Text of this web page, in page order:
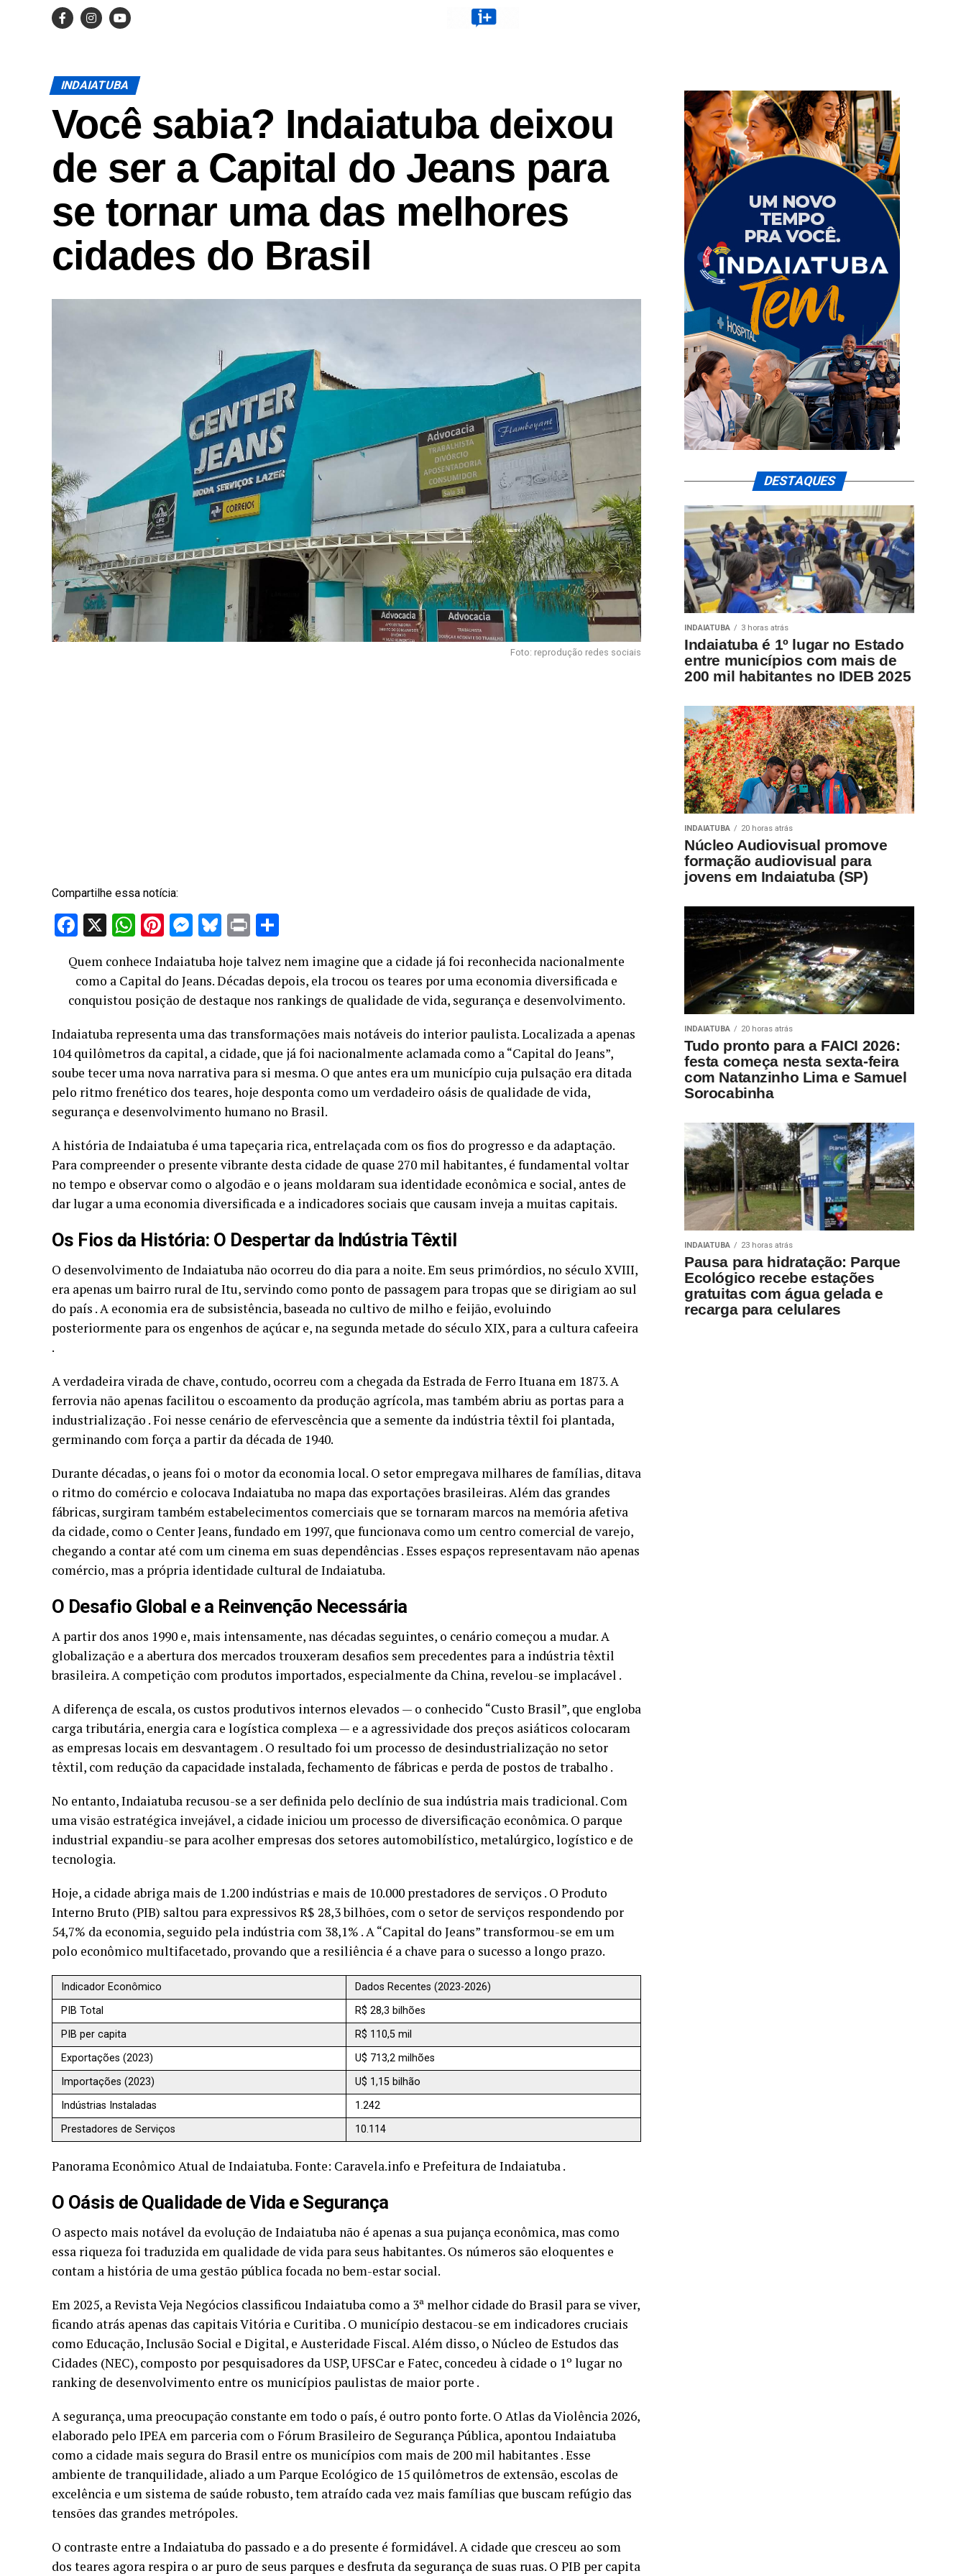
INDAIATUBA
Você sabia? Indaiatuba deixou
de ser a Capital do Jeans para
se tornar uma das melhores
cidades do Brasil
Foto: reprodução redes sociais
Compartilhe essa notícia:
Facebook
X WhatsApp
Pinterest
Messenger
Bluesky
Print
Quem conhece Indaiatuba hoje talvez nem imagine que a cidade já foi reconhecida nacionalmente
como a Capital do Jeans. Décadas depois, ela trocou os teares por uma economia diversificada e
conquistou posição de destaque nos rankings de qualidade de vida, segurança e desenvolvimento.
Indaiatuba representa uma das transformações mais notáveis do interior paulista. Localizada a apenas
104 quilômetros da capital, a cidade, que já foi nacionalmente aclamada como a “Capital do Jeans”,
soube tecer uma nova narrativa para si mesma. O que antes era um município cuja pulsação era ditada
pelo ritmo frenético dos teares, hoje desponta como um verdadeiro oásis de qualidade de vida,
segurança e desenvolvimento humano no Brasil.
A história de Indaiatuba é uma tapeçaria rica, entrelaçada com os fios do progresso e da adaptação.
Para compreender o presente vibrante desta cidade de quase 270 mil habitantes, é fundamental voltar
no tempo e observar como o algodão e o jeans moldaram sua identidade econômica e social, antes de
dar lugar a uma economia diversificada e a indicadores sociais que causam inveja a muitas capitais.
Os Fios da História: O Despertar da Indústria Têxtil
O desenvolvimento de Indaiatuba não ocorreu do dia para a noite. Em seus primórdios, no século XVIII,
era apenas um bairro rural de Itu, servindo como ponto de passagem para tropas que se dirigiam ao sul
do país . A economia era de subsistência, baseada no cultivo de milho e feijão, evoluindo
posteriormente para os engenhos de açúcar e, na segunda metade do século XIX, para a cultura cafeeira
.
A verdadeira virada de chave, contudo, ocorreu com a chegada da Estrada de Ferro Ituana em 1873. A
ferrovia não apenas facilitou o escoamento da produção agrícola, mas também abriu as portas para a
industrialização . Foi nesse cenário de efervescência que a semente da indústria têxtil foi plantada,
germinando com força a partir da década de 1940.
Durante décadas, o jeans foi o motor da economia local. O setor empregava milhares de famílias, ditava
o ritmo do comércio e colocava Indaiatuba no mapa das exportações brasileiras. Além das grandes
fábricas, surgiram também estabelecimentos comerciais que se tornaram marcos na memória afetiva
da cidade, como o Center Jeans, fundado em 1997, que funcionava como um centro comercial de varejo,
chegando a contar até com um cinema em suas dependências . Esses espaços representavam não apenas
comércio, mas a própria identidade cultural de Indaiatuba.
O Desafio Global e a Reinvenção Necessária
A partir dos anos 1990 e, mais intensamente, nas décadas seguintes, o cenário começou a mudar. A
globalização e a abertura dos mercados trouxeram desafios sem precedentes para a indústria têxtil
brasileira. A competição com produtos importados, especialmente da China, revelou-se implacável .
A diferença de escala, os custos produtivos internos elevados — o conhecido “Custo Brasil”, que engloba
carga tributária, energia cara e logística complexa — e a agressividade dos preços asiáticos colocaram
as empresas locais em desvantagem . O resultado foi um processo de desindustrialização no setor
têxtil, com redução da capacidade instalada, fechamento de fábricas e perda de postos de trabalho .
No entanto, Indaiatuba recusou-se a ser definida pelo declínio de sua indústria mais tradicional. Com
uma visão estratégica invejável, a cidade iniciou um processo de diversificação econômica. O parque
industrial expandiu-se para acolher empresas dos setores automobilístico, metalúrgico, logístico e de
tecnologia.
Hoje, a cidade abriga mais de 1.200 indústrias e mais de 10.000 prestadores de serviços . O Produto
Interno Bruto (PIB) saltou para expressivos R$ 28,3 bilhões, com o setor de serviços respondendo por
54,7% da economia, seguido pela indústria com 38,1% . A “Capital do Jeans” transformou-se em um
polo econômico multifacetado, provando que a resiliência é a chave para o sucesso a longo prazo.
Indicador Econômico
Dados Recentes (2023-2026)
PIB Total
R$ 28,3 bilhões
PIB per capita
R$ 110,5 mil
Exportações (2023)
U$ 713,2 milhões
Importações (2023)
U$ 1,15 bilhão
Indústrias Instaladas
1.242
Prestadores de Serviços
10.114
Panorama Econômico Atual de Indaiatuba. Fonte: Caravela.info e Prefeitura de Indaiatuba .
O Oásis de Qualidade de Vida e Segurança
O aspecto mais notável da evolução de Indaiatuba não é apenas a sua pujança econômica, mas como
essa riqueza foi traduzida em qualidade de vida para seus habitantes. Os números são eloquentes e
contam a história de uma gestão pública focada no bem-estar social.
Em 2025, a Revista Veja Negócios classificou Indaiatuba como a 3ª melhor cidade do Brasil para se viver,
ficando atrás apenas das capitais Vitória e Curitiba . O município destacou-se em indicadores cruciais
como Educação, Inclusão Social e Digital, e Austeridade Fiscal. Além disso, o Núcleo de Estudos das
Cidades (NEC), composto por pesquisadores da USP, UFSCar e Fatec, concedeu à cidade o 1º lugar no
ranking de desenvolvimento entre os municípios paulistas de maior porte .
A segurança, uma preocupação constante em todo o país, é outro ponto forte. O Atlas da Violência 2026,
elaborado pelo IPEA em parceria com o Fórum Brasileiro de Segurança Pública, apontou Indaiatuba
como a cidade mais segura do Brasil entre os municípios com mais de 200 mil habitantes . Esse
ambiente de tranquilidade, aliado a um Parque Ecológico de 15 quilômetros de extensão, escolas de
excelência e um sistema de saúde robusto, tem atraído cada vez mais famílias que buscam refúgio das
tensões das grandes metrópoles.
O contraste entre a Indaiatuba do passado e a do presente é formidável. A cidade que cresceu ao som
dos teares agora respira o ar puro de seus parques e desfruta da segurança de suas ruas. O PIB per capita
DESTAQUES
INDAIATUBA 3 horas atrás
Indaiatuba é 1º lugar no Estado
entre municípios com mais de
200 mil habitantes no IDEB 2025
INDAIATUBA 20 horas atrás
Núcleo Audiovisual promove
formação audiovisual para
jovens em Indaiatuba (SP)
INDAIATUBA 20 horas atrás
Tudo pronto para a FAICI 2026:
festa começa nesta sexta-feira
com Natanzinho Lima e Samuel
Sorocabinha
INDAIATUBA 23 horas atrás
Pausa para hidratação: Parque
Ecológico recebe estações
gratuitas com água gelada e
recarga para celulares